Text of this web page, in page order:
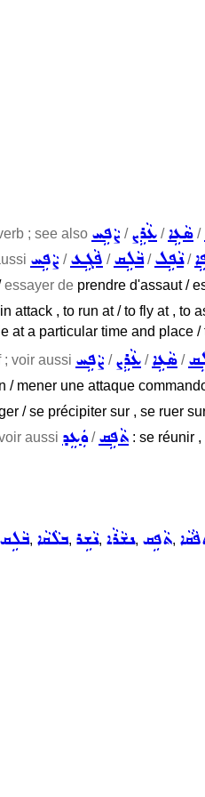
; see also ܨܵܦܹܚ / ܥܵܪܹܨ /ܣܵܥܹܐ /
ܨܵܦܹܚ /ܦܵܓܹܥ /ܒܵܠܹܩ/ܢܵܦܹܠ/
essayer de prendre d'assaut /
attack , to run at / to fly at , to
at a particular time and place /
voir aussi ܨܵܦܹܚ / ܥܵܪܹܨ /ܣܵܥܹܐ /
/ mener une attaque
/ se précipiter sur , se ruer
aussi ܘܲܥܸܕ/ܬܵܦܹܩ : se réunir
ܒܵܠܹܩ, ܒܠܵܩܵܐ, ܢܵܫܹܪ, ܢܫܵܪܵܐ, ܬܵܦܹܩ,